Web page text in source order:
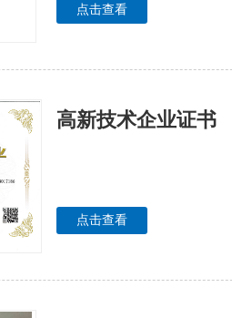
点击查看
高新技术企业证书
点击查看